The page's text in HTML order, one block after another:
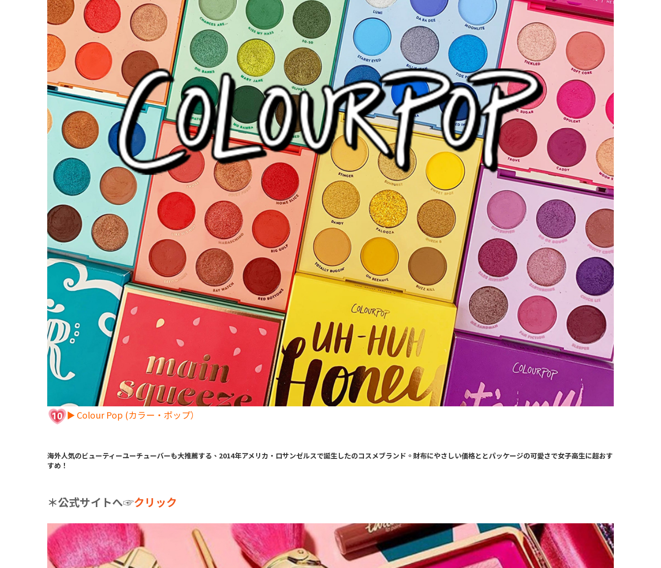
► Colour Pop (カラー・ポップ）
海外人気のビューティーユーチューバーも大推薦する、2014年アメリカ・ロサンゼルスで誕生したのコスメブランド。財布にやさしい価格ととパッケージの可愛さで女子高生に超おす
すめ！
＊公式サイトへ☞クリック